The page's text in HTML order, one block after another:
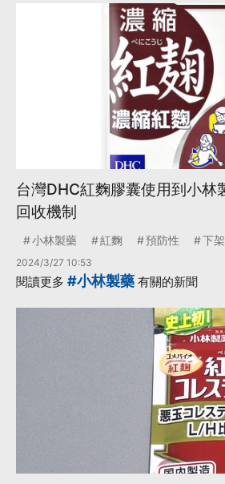
台灣DHC紅麴膠囊使用到小林
回收機制
小林製藥 紅麴 預防性 下架
2024/3/27 10:53
閱讀更多 #小林製藥 有關的新聞